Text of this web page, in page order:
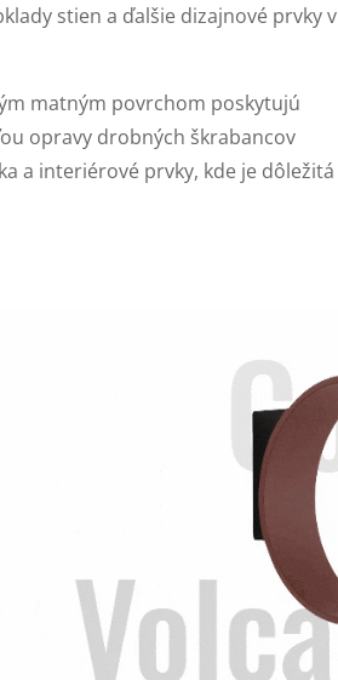
stien a ďalšie dizajnové prvky v
matným povrchom poskytujú
opravy drobných škrabancov
a interiérové prvky, kde je dôležitá